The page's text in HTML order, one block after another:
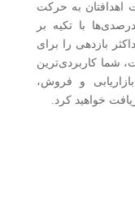
اهدافتان به حرکت
تمام آموزش‌های وبسایت 5درصدی‌ها با تکیه بر
بازدهی را برای
شما کاربردی‌ترین
و فروش،
خواهید کرد.